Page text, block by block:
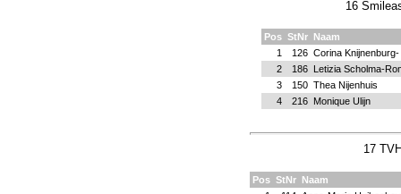
16
Pos StNr
Naam
1
126 Corina
2
186
Letizia Scholma-
3
150 Thea Nijenhuis
4
216 Monique Ulijn
17
Pos StNr
Naam